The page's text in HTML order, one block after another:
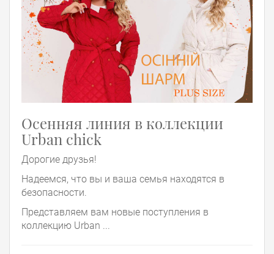
Осенняя линия в коллекции
Urban chick
Дорогие друзья!
Надеемся, что вы и ваша семья находятся в
безопасности.
Представляем вам новые поступления в
коллекцию Urban ...